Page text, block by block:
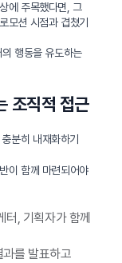
에 주목했다면, 그
모션 시점과 겹쳤기
행동을 유도하는
조직적 접근
분히 내재화하기
이 함께 마련되어야
터, 기획자가 함께
과를 발표하고